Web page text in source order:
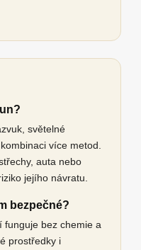
světelné
více metod.
auta nebo
jejího návratu.
bezpečné?
funguje bez chemie a
prostředky i